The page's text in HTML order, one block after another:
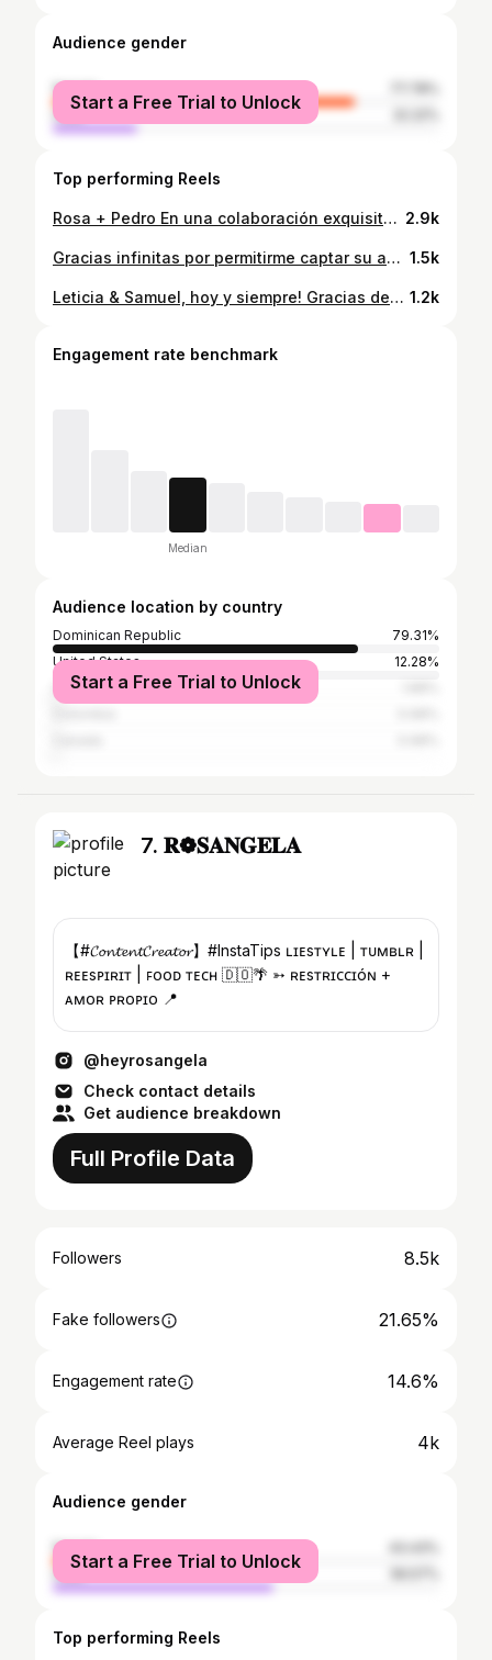
Audience gender
female
male
Start a Free Trial to Unlock
Top performing Reels
Rosa + Pedro En una colaboración exquisita con @juancastrovargas y @capture.do Venue @quintadominica #prewedding 2.9k
Gracias infinitas por permitirme captar su amor!! Lynn & Carlos, nos vemos esta tarde! 1.5k
Leticia & Samuel, hoy y siempre! Gracias desde el corazón por mostrarme su amor. Verlos sonreír tan ferviente y mirarse tan genuinamente ha sido un placer que me ha dejado con ganas de más 📸 1.2k
Engagement rate benchmark
Median
Audience location by country
Dominican Republic
79.31%
United States
12.28%
Spain
Start a Free Trial to Unlock
7. 𝐑❁𝐒𝐀𝐍𝐆𝐄𝐋𝐀
【#𝓒𝓸𝓷𝓽𝓮𝓷𝓽𝓒𝓻𝓮𝓪𝓽𝓸𝓻】#InstaTips ʟɪғᴇsᴛʏʟᴇ | ᴛᴜᴍʙʟʀ |
ғʀᴇᴇsᴘɪʀɪᴛ | ꜰᴏᴏᴅ ᴛᴇᴄʜ 🇩🇴🌴 ➳ ʀᴇsᴛʀɪᴄᴄɪóɴ +
ᴀᴍᴏʀ ᴘʀᴏᴘɪᴏ 📍
@heyrosangela
Check contact details
Get audience breakdown
Full Profile Data
Followers 8.5k
Fake followers 21.65%
Engagement rate 14.6%
Average Reel plays 4k
Audience gender
female
male
Start a Free Trial to Unlock
Top performing Reels